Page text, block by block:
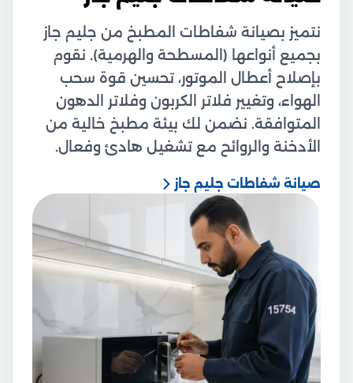
نتميز بصيانة شفاطات المطبخ من جليم جاز
بجميع أنواعها (المسطحة والهرمية). نقوم
بإصلاح أعطال الموتور، تحسين قوة سحب
الهواء، وتغيير فلاتر الكربون وفلاتر الدهون
المتوافقة. نضمن لك بيئة مطبخ خالية من
الأدخنة والروائح مع تشغيل هادئ وفعال.
صيانة شفاطات جليم جاز